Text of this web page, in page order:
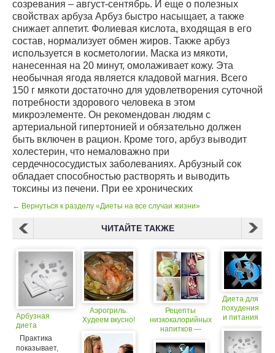
созревания – август-сентябрь. И еще о полезных
свойствах арбуза Арбуз быстро насыщает, а также
снижает аппетит. Фолиевая кислота, входящая в его
состав, нормализует обмен жиров. Также арбуз
используется в косметологии. Маска из мякоти,
нанесенная на 20 минут, омолаживает кожу. Эта
необычная ягода является кладовой магния. Всего
150 г мякоти достаточно для удовлетворения суточной
потребности здорового человека в этом
микроэлементе. Он рекомендован людям с
артериальной гипертонией и обязательно должен
быть включен в рацион. Кроме того, арбуз выводит
холестерин, что немаловажно при
сердечнососудистых заболеваниях. Арбузный сок
обладает способностью растворять и выводить
токсины из печени. При ее хронических
← Вернуться к разделу «Диеты на все случаи жизни»
ЧИТАЙТЕ ТАКЖЕ
Арбузная
диета
Практика
показывает,
Аэрогриль.
Худеем вкусно!
Рецепты
низкокалорийных
напитков —
вкусно
Диета для
похудения
и питания